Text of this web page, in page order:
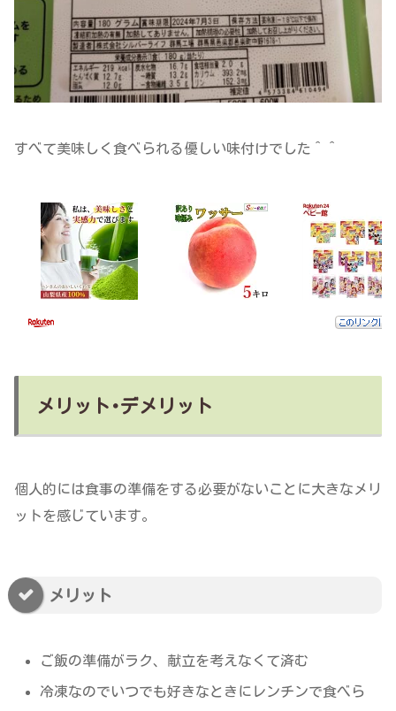
すべて美味しく食べられる優しい味付けでした＾＾
メリット･デメリット
個人的には食事の準備をする必要がないことに大きなメリ
ットを感じています。
メリット
ご飯の準備がラク、献立を考えなくて済む
冷凍なのでいつでも好きなときにレンチンで食べら